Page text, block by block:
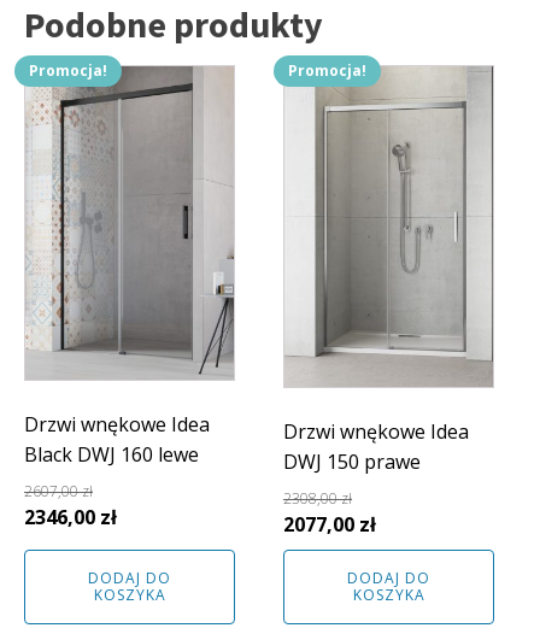
Podobne produkty
Promocja!
Drzwi wnękowe Idea
Black DWJ 160 lewe
2607,00zł
Pierwotna
cena
wynosiła:
2607,00 zł.
2346,00 złAktualna
cena
wynosi:
2346,00 zł.
DODAJ DO
KOSZYKA
Promocja!
Drzwi wnękowe Idea
DWJ 150 prawe
2308,00zł
Pierwotna
cena
wynosiła:
2308,00 zł.
2077,00 złAktualna
cena
wynosi:
DODAJ DO
KOSZYKA